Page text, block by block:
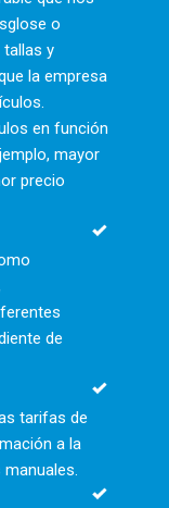
o
y
la empresa
en función
mayor
precio
de
tarifas de
a la